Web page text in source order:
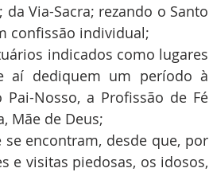
Via-Sacra; rezando o Santo
confissão individual;
indicados como lugares
aí dediquem um período à
Nosso, a Profissão de Fé
Mãe de Deus;
se encontram, desde que, por
e visitas piedosas, os idosos,